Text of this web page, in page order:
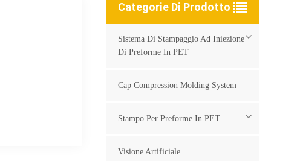
Categorie Di Prodotto
Sistema Di Stampaggio Ad Iniezione
Di Preforme In PET
Cap Compression Molding System
Stampo Per Preforme In PET
Visione Artificiale